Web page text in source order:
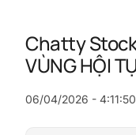
Chatty
VÙNG HỘI
06/04/2026 -